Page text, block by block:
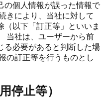
の個人情報が誤った情報で
きにより、当社に対して
以下「訂正等」といいま
当社は、ユーザーから前
る必要があると判断した場
の訂正等を行うものとし
停止等）